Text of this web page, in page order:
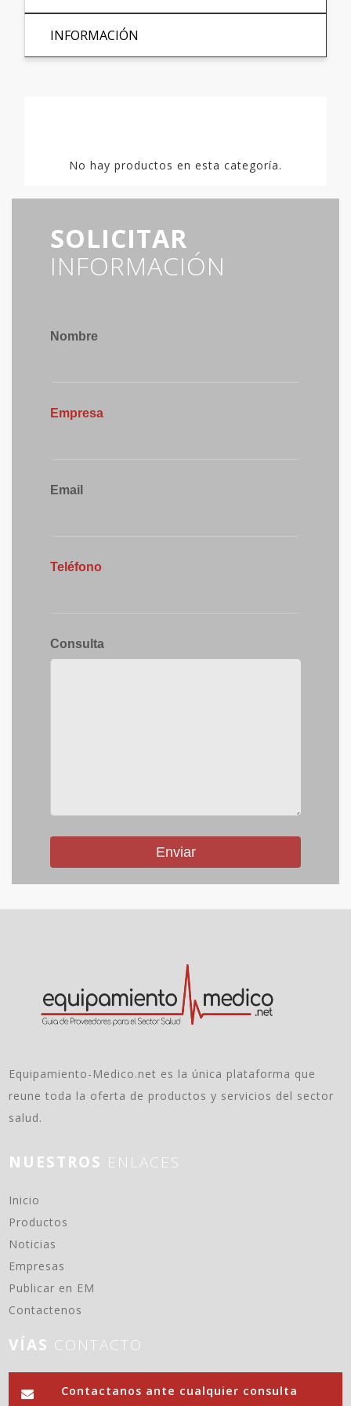
INFORMACIÓN
No hay productos en esta categoría.
SOLICITAR
INFORMACIÓN
Nombre
Empresa
Email
Teléfono
Consulta
Enviar
Equipamiento-Medico.net es la única plataforma que
reune toda la oferta de productos y servicios del sector
salud.
NUESTROS ENLACES
Inicio
Productos
Noticias
Empresas
Publicar en EM
Contactenos
VÍAS CONTACTO
Contactanos ante cualquier consulta